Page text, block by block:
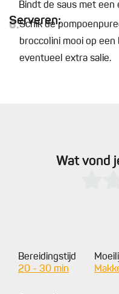
Bindt de saus met een
Serveren:
6.Schik de
broccolini mooi op een
eventueel extra salie.
Wat vond
Bereidingstijd
20 - 30 min